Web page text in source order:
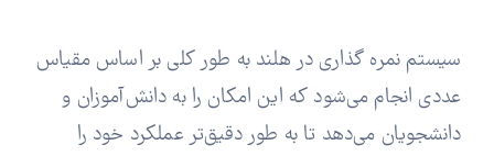
سیستم نمره گذاری در هلند به طور کلی بر اساس مقیاس
عددی انجام می‌شود که این امکان را به دانش‌آموزان و
دانشجویان می‌دهد تا به طور دقیق‌تر عملکرد خود را